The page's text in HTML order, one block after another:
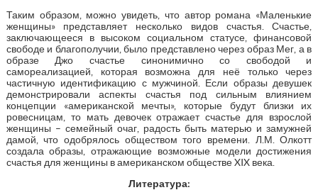
Таким образом, можно увидеть, что автор романа «Маленькие
женщины» представляет несколько видов счастья. Счастье,
заключающееся в высоком социальном статусе, финансовой
свободе и благополучии, было представлено через образ Мег, а в
образе Джо счастье синонимично со свободой и
самореализацией, которая возможна для неё только через
частичную идентификацию с мужчиной. Если образы девушек
демонстрировали аспекты счастья под сильным влиянием
концепции «американской мечты», которые будут близки их
ровесницам, то мать девочек отражает счастье для взрослой
женщины – семейный очаг, радость быть матерью и замужней
дамой, что одобрялось обществом того времени. Л.М. Олкотт
создала образы, отражающие возможные модели достижения
счастья для женщины в американском обществе XIX века.
Литература: